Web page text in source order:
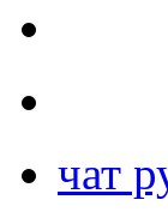
чат